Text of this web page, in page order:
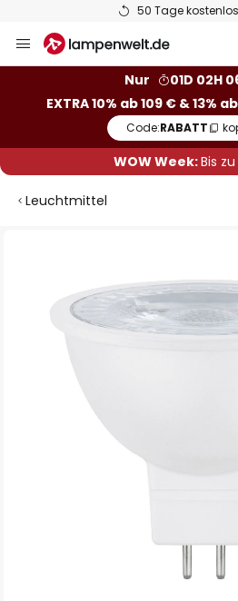
50 Tage
Inhalt
Nur
01D 02H
EXTRA 10% ab 109 € & 13%
Code:RABATT
WOW Week:Bis
Leuchtmittel
Bildgalerie